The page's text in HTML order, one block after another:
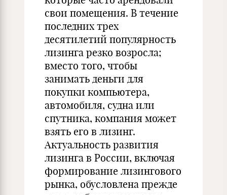
свои помещения. В течение
последних трех
десятилетий популярность
лизинга резко возросла;
вместо того, чтобы
занимать деньги для
покупки компьютера,
автомобиля, судна или
спутника, компания может
взять его в лизинг.
Актуальность развития
лизинга в России, включая
формирование лизингового
рынка, обусловлена прежде